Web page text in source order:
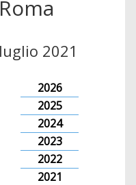
2021
2026
2025
2024
2023
2022
2021